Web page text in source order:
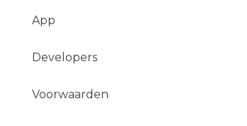
App
Developers
Voorwaarden